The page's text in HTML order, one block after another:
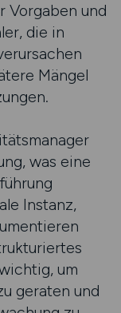
Vorgaben und
die in
Mängel
was eine
Instanz,
um
geraten und